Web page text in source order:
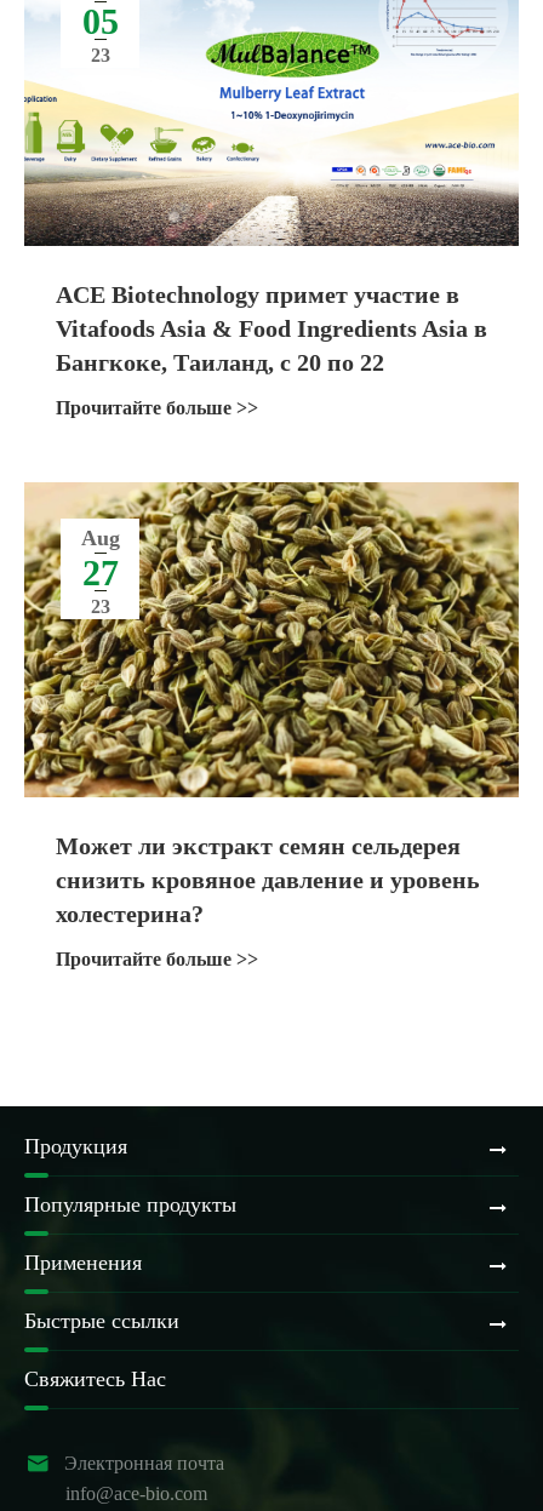
05
23
ACE Biotechnology примет участие в
Vitafoods Asia & Food Ingredients Asia в
Бангкоке, Таиланд, с 20 по 22
сентября 2023 года
Прочитайте больше >>
Aug
27
23
Может ли экстракт семян сельдерея
снизить кровяное давление и уровень
холестерина?
Прочитайте больше >>
Продукция
Популярные продукты
Применения
Быстрые ссылки
Свяжитесь Нас

Электронная почта
info@ace-bio.com